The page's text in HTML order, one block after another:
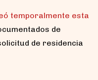
temporalmente esta
de
de residencia